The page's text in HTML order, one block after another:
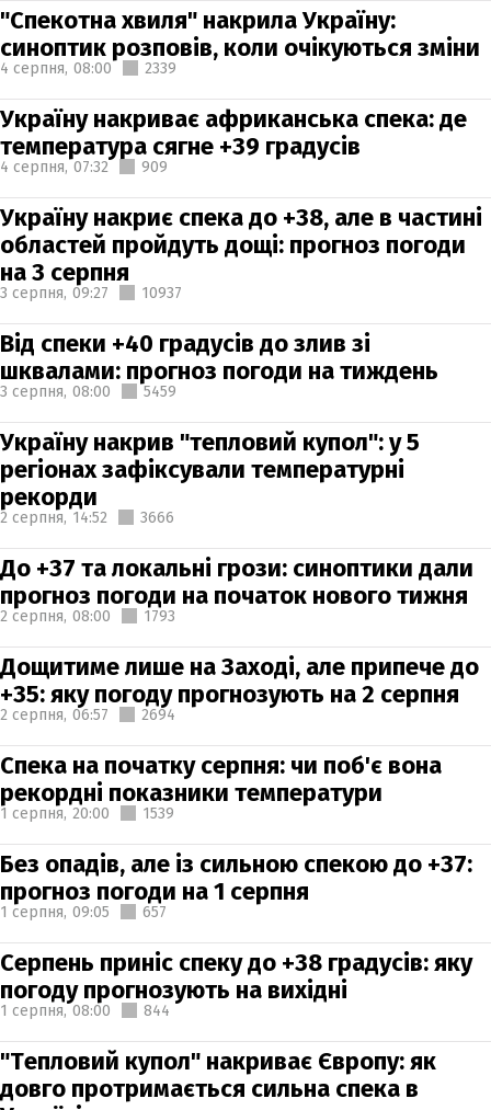
"Спекотна хвиля" накрила Україну:
синоптик розповів, коли очікуються зміни
4 серпня, 08:00 2339
Україну накриває африканська спека: де
температура сягне +39 градусів
4 серпня, 07:32 909
Україну накриє спека до +38, але в частині
областей пройдуть дощі: прогноз погоди
на 3 серпня
3 серпня, 09:27 10937
Від спеки +40 градусів до злив зі
шквалами: прогноз погоди на тиждень
3 серпня, 08:00 5459
Україну накрив "тепловий купол": у 5
регіонах зафіксували температурні
рекорди
2 серпня, 14:52 3666
До +37 та локальні грози: синоптики дали
прогноз погоди на початок нового тижня
2 серпня, 08:00 1793
Дощитиме лише на Заході, але припече до
+35: яку погоду прогнозують на 2 серпня
2 серпня, 06:57 2694
Спека на початку серпня: чи поб'є вона
рекордні показники температури
1 серпня, 20:00 1539
Без опадів, але із сильною спекою до +37:
прогноз погоди на 1 серпня
1 серпня, 09:05 657
Серпень приніс спеку до +38 градусів: яку
погоду прогнозують на вихідні
1 серпня, 08:00 844
"Тепловий купол" накриває Європу: як
довго протримається сильна спека в